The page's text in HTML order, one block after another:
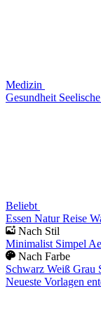
Medizin
Gesundheit
Beliebt
Essen Natur Reise
Nach Stil
Minimalist Simpel
Nach Farbe
Schwarz Weiß Grau
Neueste Vorlagen